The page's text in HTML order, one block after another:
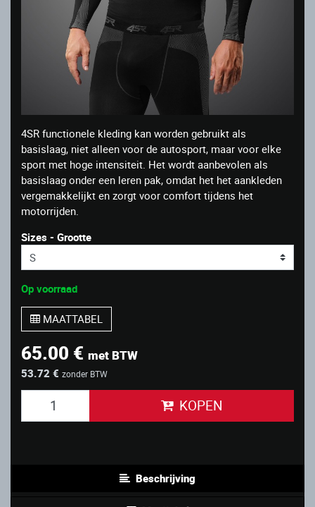
4SR functionele kleding kan worden gebruikt als
basislaag, niet alleen voor de autosport, maar voor elke
sport met hoge intensiteit. Het wordt aanbevolen als
basislaag onder een leren pak, omdat het het aankleden
vergemakkelijkt en zorgt voor comfort tijdens het
motorrijden.
Sizes - Grootte
Op voorraad
MAATTABEL
65.00 € met BTW
53.72 € zonder BTW
KOPEN
Beschrijving